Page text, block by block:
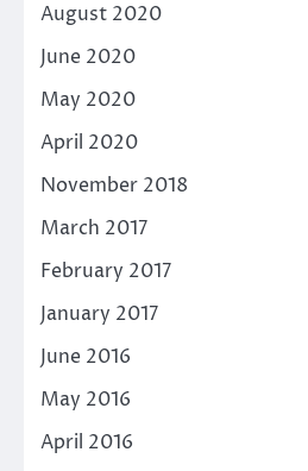
August 2020
June 2020
May 2020
April 2020
November 2018
March 2017
February 2017
January 2017
June 2016
May 2016
April 2016